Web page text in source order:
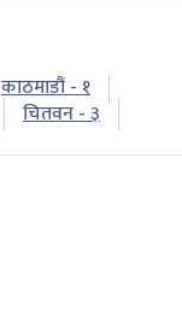
काठमाडौं - १
चितवन - ३